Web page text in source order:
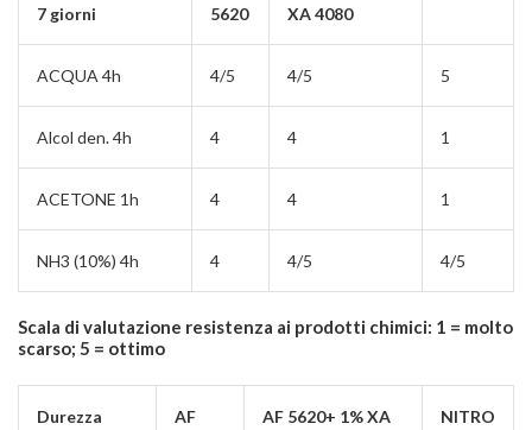
7 giorni
5620
XA 4080
ACQUA 4h 4/5 4/5 5
Alcol den. 4h 4 4 1
ACETONE 1h 4 4 1
NH3 (10%) 4h 4 4/5 4/5
Scala di valutazione resistenza ai prodotti chimici: 1 = molto
scarso; 5 = ottimo
Durezza
AF
AF 5620+ 1% XA
NITRO